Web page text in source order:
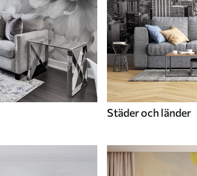
Städer och länder